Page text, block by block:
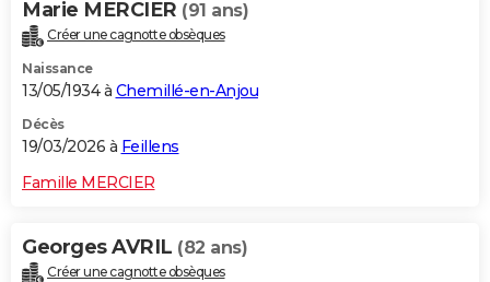
Marie MERCIER (91 ans)
Créer une cagnotte obsèques
Naissance
13/05/1934 à Chemillé-en-Anjou
Décès
19/03/2026 à Feillens
Famille MERCIER
Georges AVRIL (82 ans)
Créer une cagnotte obsèques